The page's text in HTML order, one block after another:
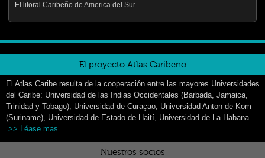
El litoral Caribeño de America del Sur
El proyecto Atlas Caribeno
El Atlas Caribe resulta de la cooperación entre las mayores Universidades
del Caribe: Universidad de las Indias Occidentales (Barbada, Jamaica,
Trinidad y Tobago), Universidad de Curaçao, Universidad Anton de Kom
(Suriname), Universidad de Estado de Haití, Universidad de La Habana.
>> Léase mas
Nuestros socios